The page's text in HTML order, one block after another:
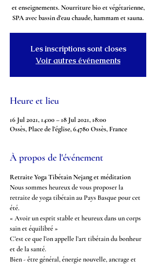
et enseignements. Nourriture bio et végétarienne,
SPA avec bassin d'eau chaude, hammam et sauna.
Les inscriptions sont closes
Voir autres événements
Heure et lieu
16 Jul 2021, 14:00 – 18 Jul 2021, 18:00
Ossès, Place de l'église, 64780 Ossès, France
À propos de l'événement
Retraite Yoga Tibétain Nejang et méditation
Nous sommes heureux de vous proposer la
retraite de yoga tibétain au Pays Basque pour cet
été.
« Avoir un esprit stable et heureux dans un corps
sain et équilibré »
C’est ce que l’on appelle l’art tibétain du bonheur
et de la santé.
Bien - être général, énergie nouvelle, ancrage et